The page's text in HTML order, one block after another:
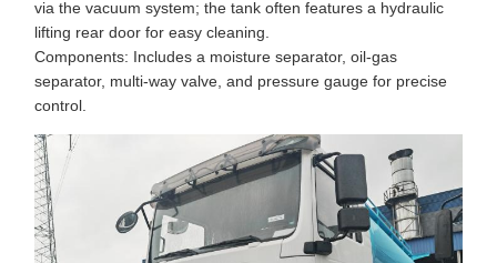
via the vacuum system; the tank often features a hydraulic
lifting rear door for easy cleaning.
Components: Includes a moisture separator, oil-gas
separator, multi-way valve, and pressure gauge for precise
control.